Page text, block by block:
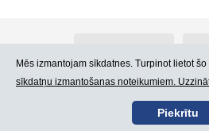
Kontakti
Mēs izmantojam sīkdatnes. Turpinot lietot
sīkdatņu izmantošanas noteikumiem.
Piekrītu